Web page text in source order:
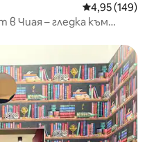
Средна
4,95 (149)
в Чиая – гледка към